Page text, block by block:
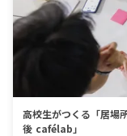
高校生がつくる「居場
後 cafélab」